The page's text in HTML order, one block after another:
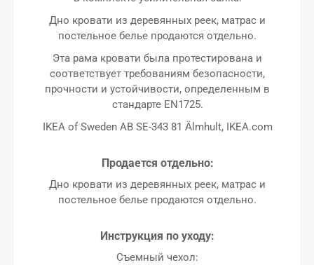
Дно кровати из деревянных реек, матрас и
постельное белье продаются отдельно.
Эта рама кровати была протестирована и
соответствует требованиям безопасности,
прочности и устойчивости, определенным в
стандарте EN1725.
IKEA of Sweden AB SE-343 81 Älmhult, IKEA.com
Продается отдельно:
Дно кровати из деревянных реек, матрас и
постельное белье продаются отдельно.
Инструкция по уходу:
Съемный чехол: